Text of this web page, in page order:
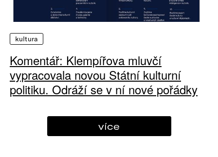
kultura
Komentář: Klempířova mluvčí
vypracovala novou Státní kulturní
politiku. Odráží se v ní nové pořádky
více